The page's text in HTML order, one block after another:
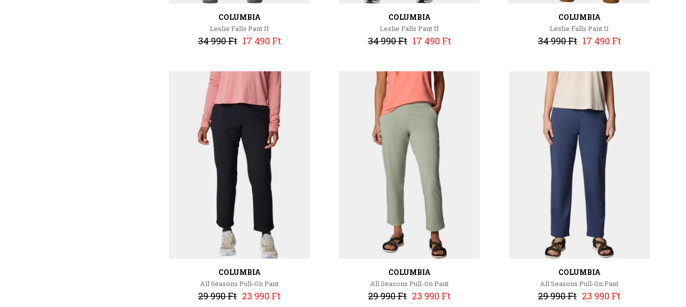
COLUMBIA
Leslie Falls Pant II
34 990 Ft 17 490 Ft
COLUMBIA
Leslie Falls Pant II
34 990 Ft 17 490 Ft
COLUMBIA
Leslie Falls Pant II
34 990 Ft 17 490 Ft
COLUMBIA
All Seasons Pull-On Pant
29 990 Ft 23 990 Ft
COLUMBIA
All Seasons Pull-On Pant
29 990 Ft 23 990 Ft
COLUMBIA
All Seasons Pull-On Pant
29 990 Ft 23 990 Ft